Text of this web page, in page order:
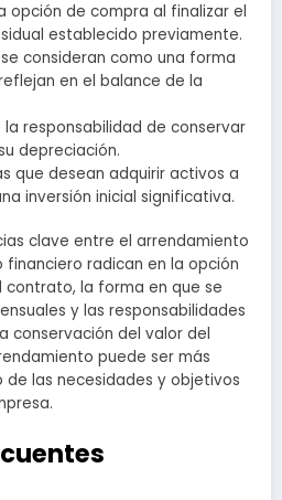
opción de compra al finalizar el
establecido previamente.
consideran como una forma
en el balance de la
responsabilidad de conservar
depreciación.
que desean adquirir activos a
inversión inicial significativa.
clave entre el arrendamiento
radican en la opción
la forma en que se
y las responsabilidades
conservación del valor del
puede ser más
las necesidades y objetivos